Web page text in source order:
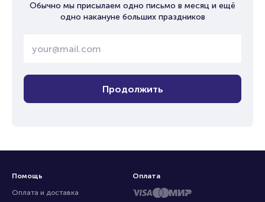
Обычно мы присылаем одно письмо в месяц и ещё
одно накануне больших праздников
Продолжить
Помощь
Оплата и доставка
Оплата